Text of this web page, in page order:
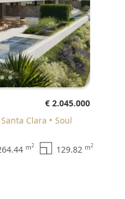
€ 2.045.000
Santa Clara
Soul
264.44 m2 129.82 m2